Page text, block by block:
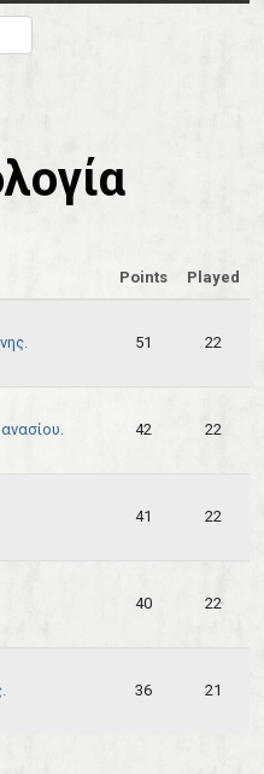
Points Played
51 22
42 22
41 22
40 22
36 21